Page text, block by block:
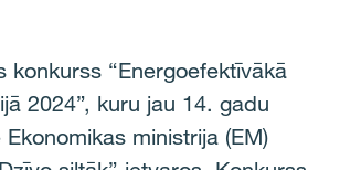
konkurss “Energoefektīvākā
2024”, kuru jau 14. gadu
ministrija (EM)